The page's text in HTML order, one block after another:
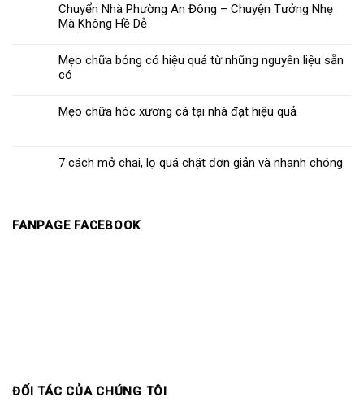
Chuyển Nhà Phường An Đông – Chuyện Tưởng Nhẹ
Mà Không Hề Dễ
Mẹo chữa bỏng có hiệu quả từ những nguyên liệu sẵn
có
Mẹo chữa hóc xương cá tại nhà đạt hiệu quả
7 cách mở chai, lọ quá chặt đơn giản và nhanh chóng
FANPAGE FACEBOOK
ĐỐI TÁC CỦA CHÚNG TÔI